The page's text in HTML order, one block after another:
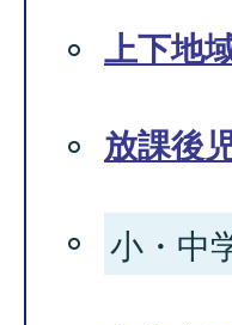
上下地
放課後
小・中